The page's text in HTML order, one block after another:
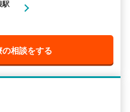
駅
相談をする